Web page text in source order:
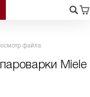
файла
Miele